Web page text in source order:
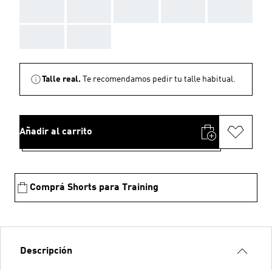
Talle real. Te recomendamos pedir tu talle habitual.
Añadir al carrito
Comprá Shorts para Training
Descripción